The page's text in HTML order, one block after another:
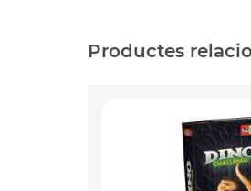
Productes